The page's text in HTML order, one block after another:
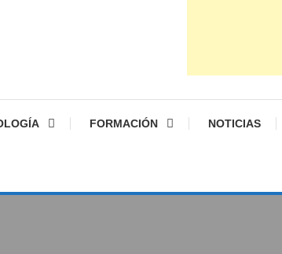
FORMACIÓN NOTICIAS